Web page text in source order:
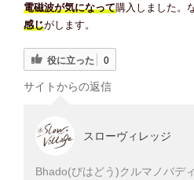
電磁波が気になって購入しました。
感じがします。
役に立った 0
サイトからの返信
スローヴィレッジ
Bhado(びはどう)クルマノバデ